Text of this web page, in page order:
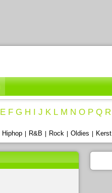
E F G H I J K L M N O P Q R
Hiphop R&B Rock Oldies Kerst